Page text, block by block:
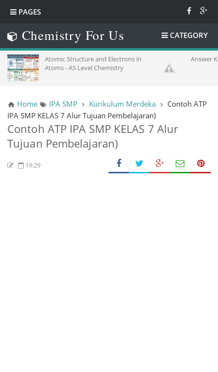
PAGES
Chemistry For Us CATEGORY
Atomic Structure and Electrons in
Atoms - AS Level Chemistry
Answer
Home IPA SMP Kurikulum Merdeka
Contoh ATP
IPA SMP KELAS 7 Alur Tujuan Pembelajaran)
Contoh ATP IPA SMP KELAS 7 Alur
Tujuan Pembelajaran)
19:29